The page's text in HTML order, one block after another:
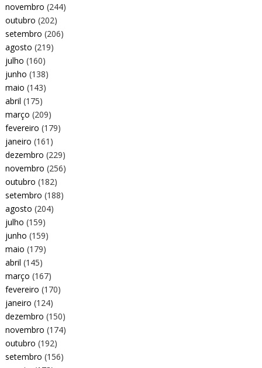
novembro (244)
outubro (202)
setembro (206)
agosto (219)
julho (160)
junho (138)
maio (143)
abril (175)
março (209)
fevereiro (179)
janeiro (161)
dezembro (229)
novembro (256)
outubro (182)
setembro (188)
agosto (204)
julho (159)
junho (159)
maio (179)
abril (145)
março (167)
fevereiro (170)
janeiro (124)
dezembro (150)
novembro (174)
outubro (192)
setembro (156)